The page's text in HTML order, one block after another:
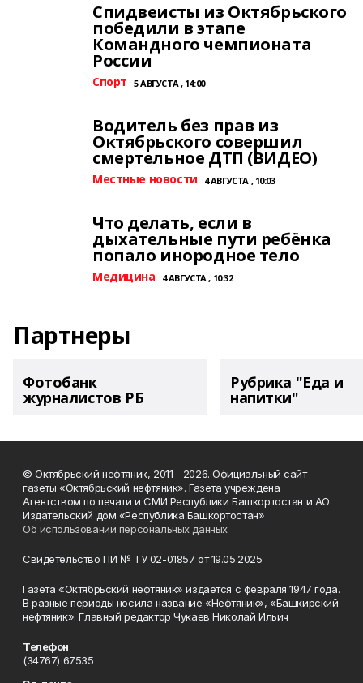
Спидвеисты из Октябрьского
победили в этапе
Командного чемпионата
России
Спорт 5 АВГУСТА , 14:00
Водитель без прав из
Октябрьского совершил
смертельное ДТП (ВИДЕО)
Местные новости 4 АВГУСТА , 10:03
Что делать, если в
дыхательные пути ребёнка
попало инородное тело
Медицина 4 АВГУСТА , 10:32
Партнеры
Фотобанк
журналистов РБ
Рубрика "Еда и
напитки"
© Октябрьский нефтяник, 2011—2026. Официальный сайт
газеты «Октябрьский нефтяник». Газета учреждена
Агентством по печати и СМИ Республики Башкортостан и АО
Издательский дом «Республика Башкортостан»
Об использовании персональных данных
Свидетельство ПИ № ТУ 02-01857 от 19.05.2025
Газета «Октябрьский нефтяник» издается с февраля 1947 года.
В разные периоды носила название «Нефтяник», «Башкирский
нефтяник». Главный редактор Чукаев Николай Ильич
Телефон
(34767) 67535